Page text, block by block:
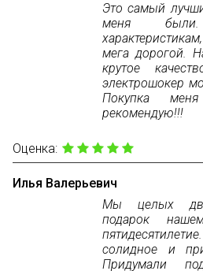
Это самый
меня
мега дорогой.
крутое
электрошокер
Покупка
рекомендую!!!
Оценка:
Илья Валерьевич
Мы целых
подарок
солидное и
Придумали